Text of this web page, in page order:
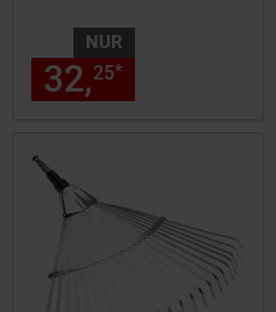
NUR
32,25*